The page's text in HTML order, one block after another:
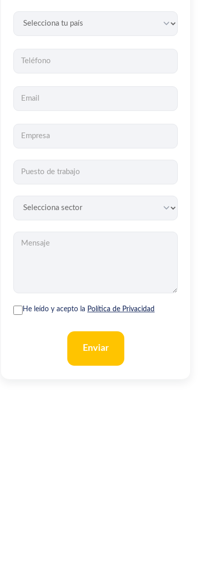
He leído y acepto la Política de Privacidad
Enviar